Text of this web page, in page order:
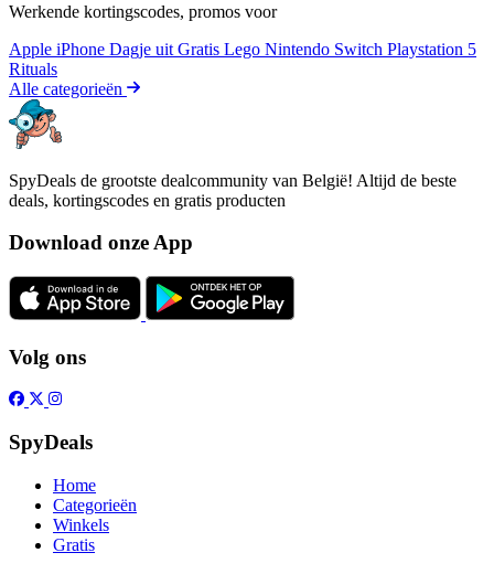
Werkende kortingscodes, promos voor
Apple iPhone Dagje uit Gratis Lego Nintendo Switch Playstation 5
Rituals
Alle categorieën
SpyDeals de grootste dealcommunity van België! Altijd de beste
deals, kortingscodes en gratis producten
Download onze App
Volg ons
SpyDeals
Home
Categorieën
Winkels
Gratis